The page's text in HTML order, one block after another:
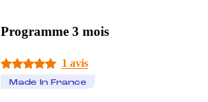
Programme 3 mois
1 avis
Made In France